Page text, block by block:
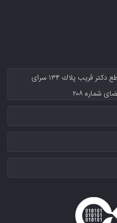
دفترمرکزی :خيابان آزادی تقاطع دکتر قریب پلاك ۱۳۴ سرای
شماره ۲۰۸